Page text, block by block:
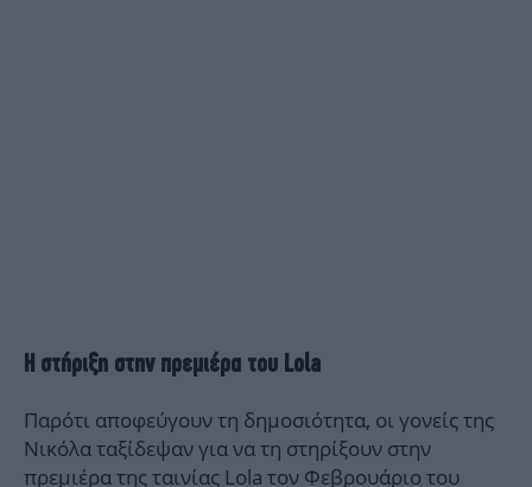
Η στήριξη στην πρεμιέρα του Lola
Παρότι αποφεύγουν τη δημοσιότητα, οι γονείς της
Νικόλα ταξίδεψαν για να τη στηρίξουν στην
πρεμιέρα της ταινίας Lola τον Φεβρουάριο του